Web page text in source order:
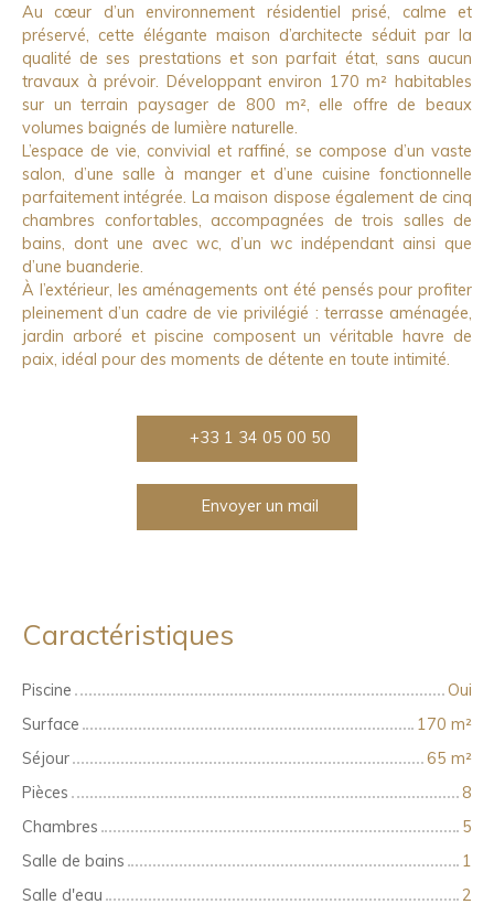
Au cœur d’un environnement résidentiel prisé, calme et
préservé, cette élégante maison d’architecte séduit par la
qualité de ses prestations et son parfait état, sans aucun
travaux à prévoir. Développant environ 170 m² habitables
sur un terrain paysager de 800 m², elle offre de beaux
volumes baignés de lumière naturelle.
L’espace de vie, convivial et raffiné, se compose d’un vaste
salon, d’une salle à manger et d’une cuisine fonctionnelle
parfaitement intégrée. La maison dispose également de cinq
chambres confortables, accompagnées de trois salles de
bains, dont une avec wc, d’un wc indépendant ainsi que
d’une buanderie.
À l’extérieur, les aménagements ont été pensés pour profiter
pleinement d’un cadre de vie privilégié : terrasse aménagée,
jardin arboré et piscine composent un véritable havre de
paix, idéal pour des moments de détente en toute intimité.
+33 1 34 05 00 50
Envoyer un mail
Caractéristiques
Piscine
Oui
Surface
170 m²
Séjour
65 m²
Pièces
8
Chambres
5
Salle de bains
1
Salle d'eau
2